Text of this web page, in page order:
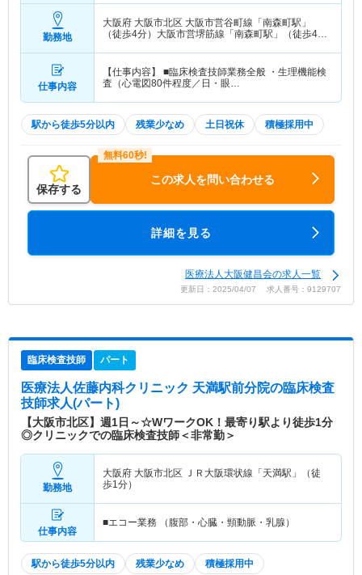
勤務地
大阪府 大阪市北区 大阪市営谷町線「南森町駅」
（徒歩4分）大阪市営堺筋線「南森町駅」（徒歩4
仕事内容
【仕事内容】 ■臨床検査技師業務全般 ・生理機能検
査（心電図80件程度／日・眼…
駅から徒歩5分以内 残業少なめ 土日祝休 積極採用中
保存する
この求人を問い合わせる
詳細を見る
医療法人大阪健昌会の求人一覧
更新日：2025/04/07 求人番号：9129707
臨床検査技師 パート
医療法人佐藤内科クリニック 天満駅前分院の臨床検査
技師求人(パート)
【大阪市北区】週1日～☆WワークOK！最寄り駅より徒歩1分
◎クリニックでの臨床検査技師＜非常勤＞
勤務地
大阪府 大阪市北区 ＪＲ大阪環状線「天満駅」（徒
歩1分）
仕事内容
■エコー業務 （腹部・心臓・頸動脈・乳腺）
駅から徒歩5分以内 残業少なめ 積極採用中